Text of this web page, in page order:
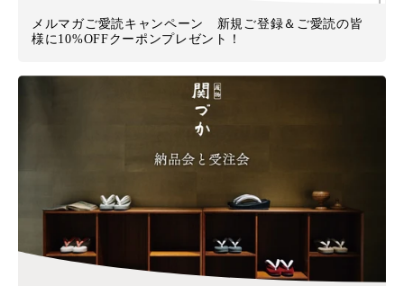
メルマガご愛読キャンペーン 新規ご登録＆ご愛読の皆
様に10%OFFクーポンプレゼント！